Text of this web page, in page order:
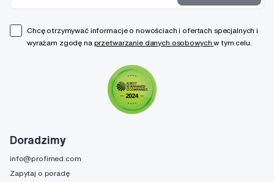
Doradzimy
info@profimed.com
Zapytaj o poradę
Chcę otrzymywać informacje o nowościach i ofertach specjalnych i
wyrażam zgodę na przetwarzanie danych osobowychw tym celu.